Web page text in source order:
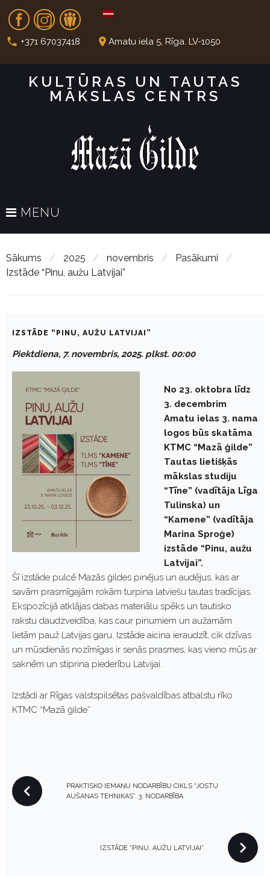
t
Fb In Dr
call +371 67037418 place Amatu iela 5, Rīga. LV-1050
KULTŪRAS UN TAUTAS
MĀKSLAS CENTRS
MENU
Sākums / 2025 / novembris / Pasākumi
/
Izstāde “Pinu, aužu Latvijai”
IZSTĀDE “PINU, AUŽU LATVIJAI”
Piektdiena, 7. novembris, 2025. plkst. 00:00
No 23. oktobra līdz
3. decembrim
Amatu ielas 3. nama
logos būs skatāma
KTMC “Mazā ģilde”
Tautas lietišķās
mākslas studiju
“Tīne” (vadītāja Līga
Tulinska) un
“Kamene” (vadītāja
Marina Sproģe)
izstāde “Pinu, aužu
Latvijai”.
Šī izstāde pulcē Mazās ģildes pinējus un audējus, kas ar
savām prasmīgajām rokām turpina latviešu tautas tradīcijas.
Ekspozīcijā atklājas dabas materiālu spēks un tautisko
rakstu daudzveidība, kas caur pinumiem un aužamām
lietām pauž Latvijas garu. Izstāde aicina ieraudzīt, cik dzīvas
un mūsdienās nozīmīgas ir senās prasmes, kas vieno mūs ar
saknēm un stiprina piederību Latvijai.
Izstādi ar Rīgas valstspilsētas pašvaldības atbalstu rīko
KTMC “Mazā ģilde”
O
S
PRAKTISKO IEMAŅU NODARBĪBU CIKLS “JOSTU
AUŠANAS TEHNIKAS”. 3. NODARBĪBA
IZSTĀDE “PINU, AUŽU LATVIJAI”